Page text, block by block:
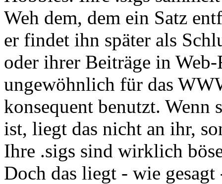
Weh dem, dem ein Satz
er findet ihn später als
oder ihrer Beiträge in
ungewöhnlich für das
konsequent benutzt.
ist, liegt das nicht an ihr,
Ihre .sigs sind wirklich
Doch das liegt - wie